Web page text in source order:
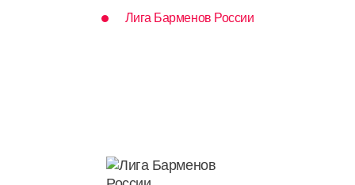
Лига Барменов России